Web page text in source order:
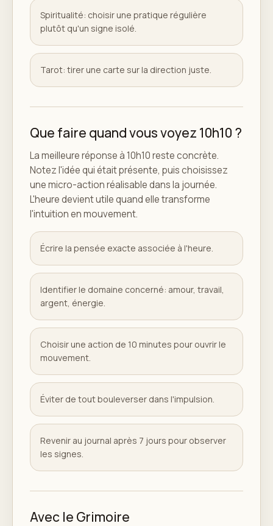
Spiritualité: choisir une pratique régulière
plutôt qu'un signe isolé.
Tarot: tirer une carte sur la direction juste.
Que faire quand vous voyez 10h10 ?
La meilleure réponse à 10h10 reste concrète.
Notez l'idée qui était présente, puis choisissez
une micro-action réalisable dans la journée.
L'heure devient utile quand elle transforme
l'intuition en mouvement.
Écrire la pensée exacte associée à l'heure.
Identifier le domaine concerné: amour, travail,
argent, énergie.
Choisir une action de 10 minutes pour ouvrir le
mouvement.
Éviter de tout bouleverser dans l'impulsion.
Revenir au journal après 7 jours pour observer
les signes.
Avec le Grimoire